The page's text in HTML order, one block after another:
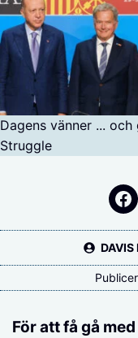
Dagens vänner ...
Struggle
DAVIS
För att få gå